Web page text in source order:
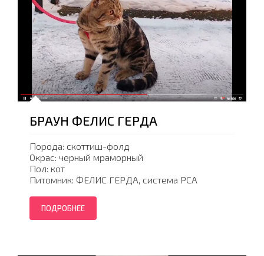
БРАУН ФЕЛИС ГЕРДА
Порода: скоттиш-фолд
Окрас: черный мраморный
Пол: кот
Питомник: ФЕЛИС ГЕРДА, система PCA
ПОДРОБНЕЕ